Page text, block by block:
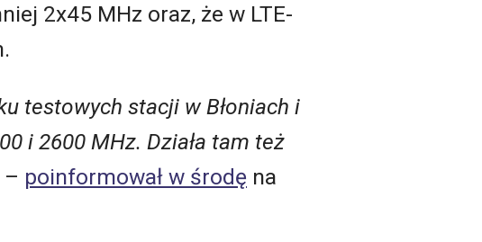
2x45 MHz oraz, że w LTE-
testowych stacji w Błoniach i
i 2600 MHz. Działa tam też
– poinformował w środę na